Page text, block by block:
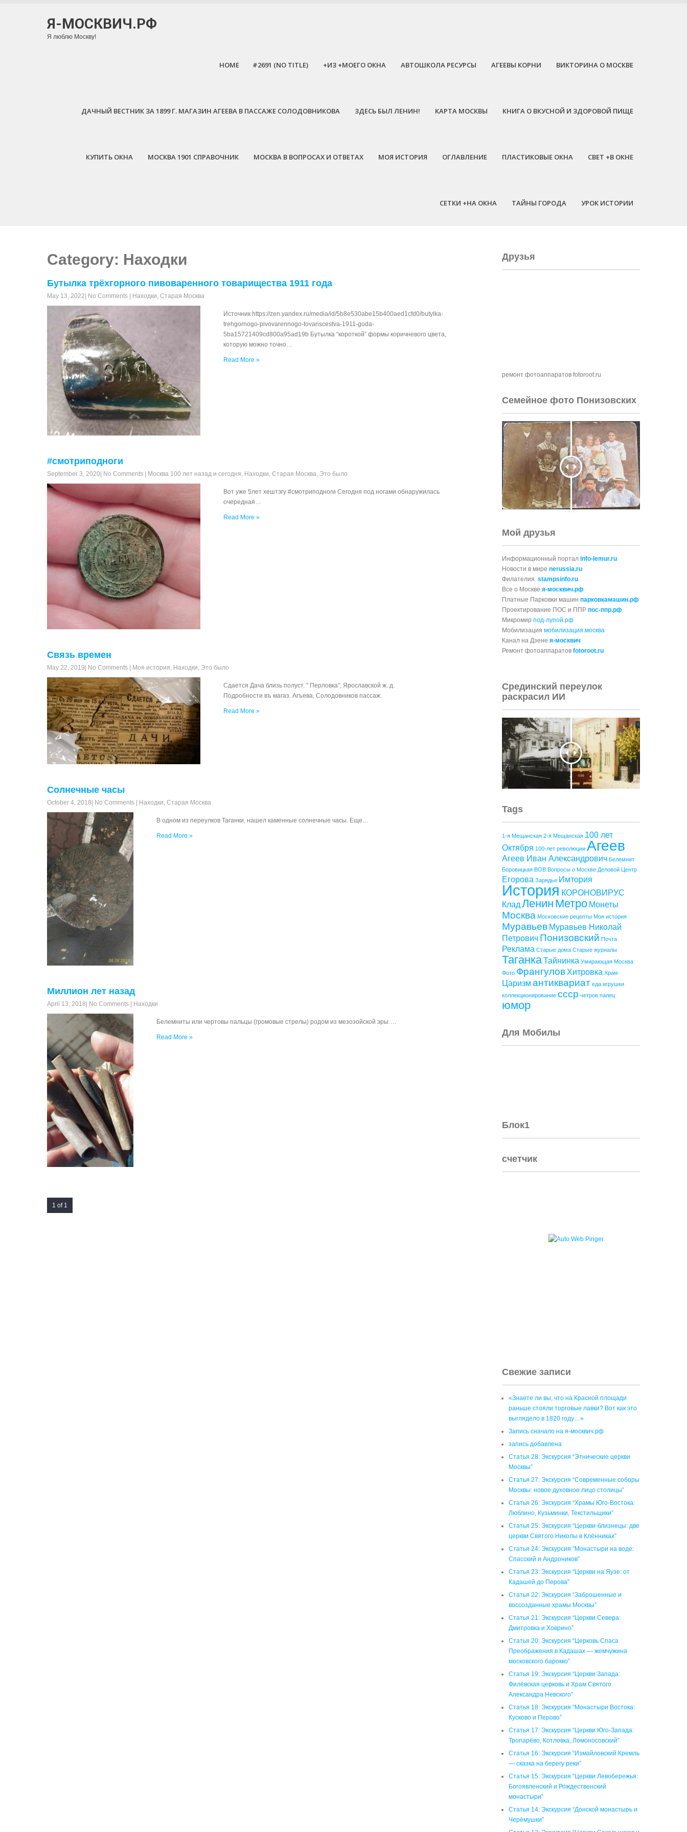
Я-МОСКВИЧ.РФ
Я люблю Москву!
HOME #2691 (NO TITLE) +ИЗ +МОЕГО ОКНА АВТОШКОЛА РЕСУРСЫ АГЕЕВЫ КОРНИ ВИКТОРИНА О МОСКВЕ
ДАЧНЫЙ ВЕСТНИК ЗА 1899 Г. МАГАЗИН АГЕЕВА В ПАССАЖЕ СОЛОДОВНИКОВА ЗДЕСЬ БЫЛ ЛЕНИН! КАРТА МОСКВЫ КНИГА О ВКУСНОЙ И ЗДОРОВОЙ ПИЩЕ
КУПИТЬ ОКНА МОСКВА 1901 СПРАВОЧНИК МОСКВА В ВОПРОСАХ И ОТВЕТАХ МОЯ ИСТОРИЯ ОГЛАВЛЕНИЕ ПЛАСТИКОВЫЕ ОКНА СВЕТ +В ОКНЕ
СЕТКИ +НА ОКНА ТАЙНЫ ГОРОДА УРОК ИСТОРИИ
Category: Находки
Бутылка трёхгорного пивоваренного товарищества 1911 года
May 13, 2022 No Comments Находки, Старая Москва
Источник https://zen.yandex.ru/media/id/5b8e530abe15b400aed1cfd0/butylka-
trehgornogo-pivovarennogo-tovariscestva-1911-goda-
5ba15721409cd800a95ad19b Бутылка “короткой” формы коричневого цвета,
которую можно точно…
Read More »
#смотриподноги
September 3, 2020 No Comments Москва 100 лет назад и сегодня, Находки, Старая Москва, Это было
Вот уже 5лет хештэгу #смотриподноги Сегодня под ногами обнаружилась
очередная…
Read More »
Связь времен
May 22, 2019 No Comments Моя история, Находки, Это было
Сдается Дача близь полуст. ” Перловка”, Ярославской ж. д.
Подробности въ магаз. Агъева, Солодовников пассаж.
Read More »
Солнечные часы
October 4, 2018 No Comments Находки, Старая Москва
В одном из переулков Таганки, нашел каменные солнечные часы. Еще…
Read More »
Миллион лет назад
April 13, 2018 No Comments Находки
Белемниты или чертовы пальцы (громовые стрелы) родом из мезозойской эры….
Read More »
1 of 1
Друзья
ремонт фотоаппаратов fotoroot.ru
Семейное фото Понизовских
Мой друзья
Информационный портал info-lemur.ru
Новости в мире nerussia.ru
Филателия stampsinfo.ru
Все о Москве я-москвич.рф
Платные Парковки машин парковкамашин.рф
Проектирование ПОС и ППР пос-ппр.рф
Микромир под-лупой.рф
Мобилизация мобилизация.москва
Канал на Дзене я-москвич
Ремонт фотоаппаратов fotoroot.ru
Срединский переулок
раскрасил ИИ
Tags
1-я Мещанская 2-я Мещанская 100 лет
Октября 100-лет революции Агеев
Агеев Иван Александрович Белемнит
Боровицкая ВОВ Вопросы о Москве Деловой Центр
Егорова Зарядье Имтория
История КОРОНОВИРУС
Клад Ленин Метро Монеты
Москва Московские рецепты Моя история
Муравьев Муравьев Николай
Петрович Понизовский Почта
Реклама Старые дома Старые журналы
ТаганкаТайнинка Умирающая Москва
Фото Франгулов Хитровка Храм
Царизм антиквариат еда игрушки
коллекционирование ссср четров палец
юмор
Для Мобилы
Блок1
счетчик
Свежие записи
«Знаете ли вы, что на Красной площади
раньше стояли торговые лавки? Вот как это
выглядело в 1820 году…»
Запись сначало на я-москвич.рф
запись добавлена
Статья 28: Экскурсия “Этнические церкви
Москвы”
Статья 27: Экскурсия “Современные соборы
Москвы: новое духовное лицо столицы”
Статья 26: Экскурсия “Храмы Юго-Востока:
Люблино, Кузьминки, Текстильщики”
Статья 25: Экскурсия “Церкви-близнецы: две
церкви Святого Николы в Клённиках”
Статья 24: Экскурсия “Монастыри на воде:
Спасский и Андроников”
Статья 23: Экскурсия “Церкви на Яузе: от
Кадашей до Перова”
Статья 22: Экскурсия “Заброшенные и
воссозданные храмы Москвы”
Статья 21: Экскурсия “Церкви Севера:
Дмитровка и Ховрино”
Статья 20: Экскурсия “Церковь Спаса
Преображения в Кадашах — жемчужина
московского барокко”
Статья 19: Экскурсия “Церкви Запада:
Филёвская церковь и Храм Святого
Александра Невского”
Статья 18: Экскурсия “Монастыри Востока:
Кусково и Перово”
Статья 17: Экскурсия “Церкви Юго-Запада:
Тропарёво, Котловка, Ломоносовский”
Статья 16: Экскурсия “Измайловский Кремль
— сказка на берегу реки”
Статья 15: Экскурсия “Церкви Левобережья:
Богоявленский и Рождественский
монастыри”
Статья 14: Экскурсия “Донской монастырь и
Черёмушки”